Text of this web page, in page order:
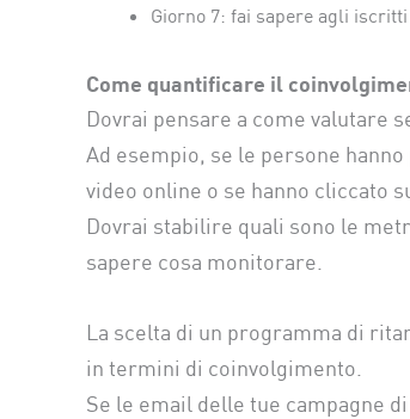
Giorno 7: fai sapere agli
Come quantificare il
Dovrai pensare a come valutare
Ad esempio, se le persone
video online o se hanno cliccato
Dovrai stabilire quali sono le
sapere cosa monitorare.
La scelta di un programma di
in termini di coinvolgimento.
Se le email delle tue campagne